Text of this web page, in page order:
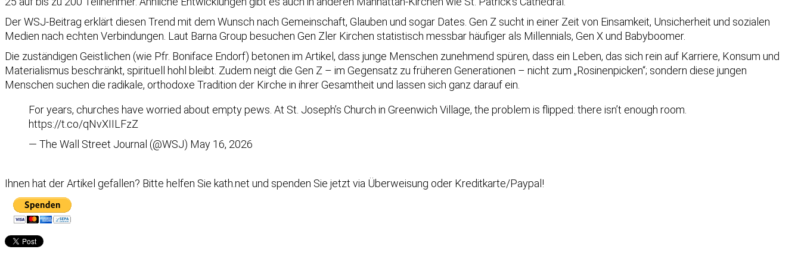
Der WSJ-Beitrag erklärt diesen Trend mit dem Wunsch nach Gemeinschaft, Glauben und sogar Dates. Gen Z sucht in einer Zeit von Einsamkeit, Unsicherheit und sozialen
Medien nach echten Verbindungen. Laut Barna Group besuchen Gen Zler Kirchen statistisch messbar häufiger als Millennials, Gen X und Babyboomer.
Die zuständigen Geistlichen (wie Pfr. Boniface Endorf) betonen im Artikel, dass junge Menschen zunehmend spüren, dass ein Leben, das sich rein auf Karriere, Konsum und
Materialismus beschränkt, spirituell hohl bleibt. Zudem neigt die Gen Z – im Gegensatz zu früheren Generationen – nicht zum „Rosinenpicken“; sondern diese jungen
Menschen suchen die radikale, orthodoxe Tradition der Kirche in ihrer Gesamtheit und lassen sich ganz darauf ein.
For years, churches have worried about empty pews. At St. Joseph’s Church in Greenwich Village, the problem is flipped: there isn’t enough room.
https://t.co/qNvXIILFzZ
— The Wall Street Journal (@WSJ) May 16, 2026
Ihnen hat der Artikel gefallen? Bitte helfen Sie kath.net und spenden Sie jetzt via Überweisung oder Kreditkarte/Paypal!